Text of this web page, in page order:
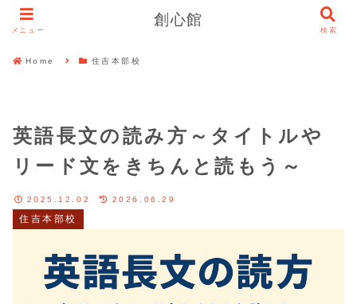
Home 住吉本部校
英語長文の読み方～タイトルや
リード文をきちんと読もう～
住吉本部校
2025.12.02 2026.06.29
メニュー
創心館
検索